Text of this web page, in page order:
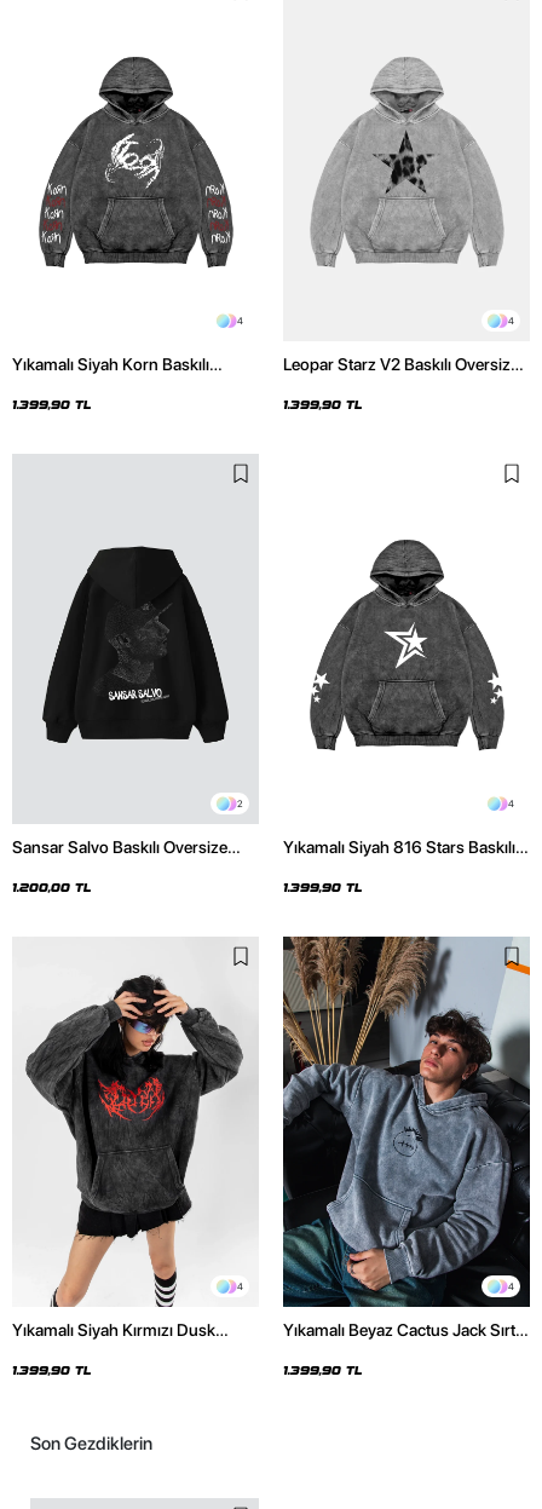
4
Yıkamalı Siyah Korn Baskılı
1.399,90 TL
4
Leopar Starz V2 Baskılı Oversize
Hoodie
1.399,90 TL
2
Sansar Salvo Baskılı Oversize
1.200,00 TL
4
Yıkamalı Siyah 816 Stars Baskılı
1.399,90 TL
4
Yıkamalı Siyah Kırmızı Dusk
1.399,90 TL
4
Yıkamalı Beyaz Cactus Jack Sırt
1.399,90 TL
Son Gezdiklerin